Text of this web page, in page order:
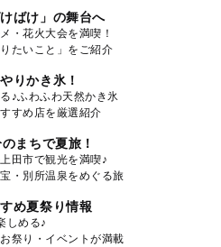
ばけ」の舞台へ
・花火大会を満喫！
たいこと」をご紹介
りかき氷！
♪ふわふわ天然かき氷
すめ店を厳選紹介
まちで夏旅！
田市で観光を満喫♪
・別所温泉をめぐる旅
め夏祭り情報
しめる♪
祭り・イベントが満載